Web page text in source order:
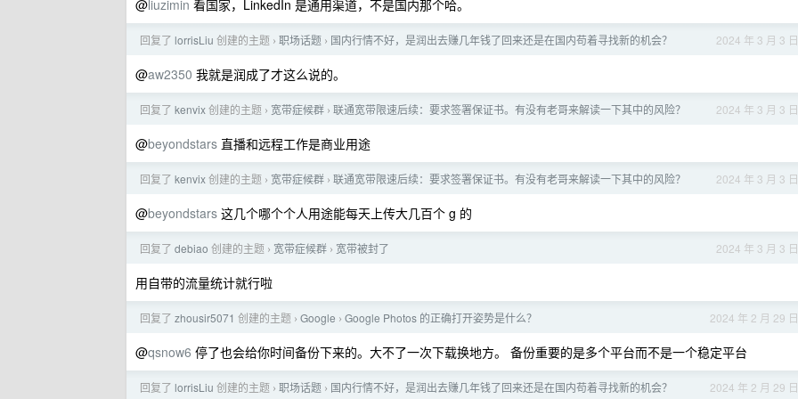
@liuzimin 看国家，LinkedIn 是通用渠道，不是国内那个哈。
2024 年 3 月 3 日
回复了 lorrisLiu 创建的主题 › 职场话题 › 国内行情不好，是润出去赚几年钱了回来还是在国内苟着寻找新的机会？
@aw2350 我就是润成了才这么说的。
2024 年 3 月 3 日
回复了 kenvix创建的主题 › 宽带症候群 › 联通宽带限速后续：要求签署保证书。有没有老哥来解读一下其中的风险？
@beyondstars 直播和远程工作是商业用途
2024 年 3 月 3 日
回复了 kenvix创建的主题 › 宽带症候群 › 联通宽带限速后续：要求签署保证书。有没有老哥来解读一下其中的风险？
@beyondstars 这几个哪个个人用途能每天上传大几百个 g 的
2024 年 3 月 3 日
回复了 debiao 创建的主题 › 宽带症候群 › 宽带被封了
用自带的流量统计就行啦
2024 年 2 月 29 日
回复了 zhousir5071 创建的主题 › Google › Google Photos 的正确打开姿势是什么？
@qsnow6 停了也会给你时间备份下来的。大不了一次下载换地方。 备份重要的是多个平台而不是一个稳定平台
2024 年 2 月 29 日
回复了 lorrisLiu 创建的主题 › 职场话题 › 国内行情不好，是润出去赚几年钱了回来还是在国内苟着寻找新的机会？